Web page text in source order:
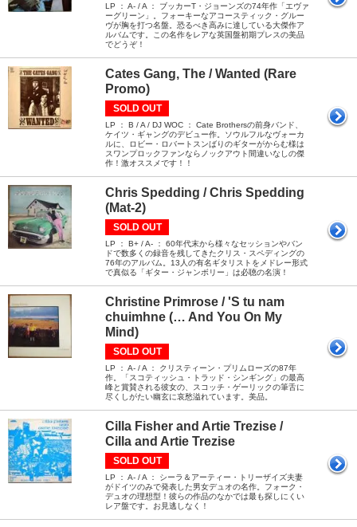
LP ： A- / A ： ブッカーT・ジョーンズの74年作「エヴァ
ーグリーン」。フォーキーなアコースティック・グルー
ヴが胸を打つ名盤。恐るべき高みに達している大傑作ア
ルバムです。この名作をレアな英国盤初期プレスの美品
でどうぞ！
Cates Gang, The / Wanted (Rare
Promo)
SOLD OUT
LP ： B / A / DJ WOC ： Cate Brothersの前身バンド、
ケイツ・ギャングのデビュー作。ソウルフルなヴォーカ
ルに、ロビー・ロバートスンばりのギターがからむ様は
スワンプロックファンならノックアウト間違いなしの傑
作！激オススメです！！
Chris Spedding / Chris Spedding
(Mat-2)
SOLD OUT
LP ： B+ / A- ： 60年代末から様々なセッションやバン
ドで数多くの録音を残してきたクリス・スペディングの
76年のアルバム。13人の有名ギタリストをメドレー形式
で真似る「ギター・ジャンボリー」は必聴の名演！
Christine Primrose / 'S tu nam
chuimhne (… And You On My
Mind)
SOLD OUT
LP ： A- / A ： クリスティーン・プリムローズの87年
作。「スコティッシュ・トラッド・シンギング」の最高
峰と賞賛される彼女の、スコッチ・ゲーリックの筆舌に
尽くしがたい幽玄に哀愁溢れています。美品。
Cilla Fisher and Artie Trezise /
Cilla and Artie Trezise
SOLD OUT
LP ： A- / A ： シーラ＆アーティー・トリーザイズ夫妻
がドイツのみで発表した男女デュオの名作。フォーク・
デュオの理想型！彼らの作品のなかでは最も探しにくい
レア盤です。お見逃しなく！